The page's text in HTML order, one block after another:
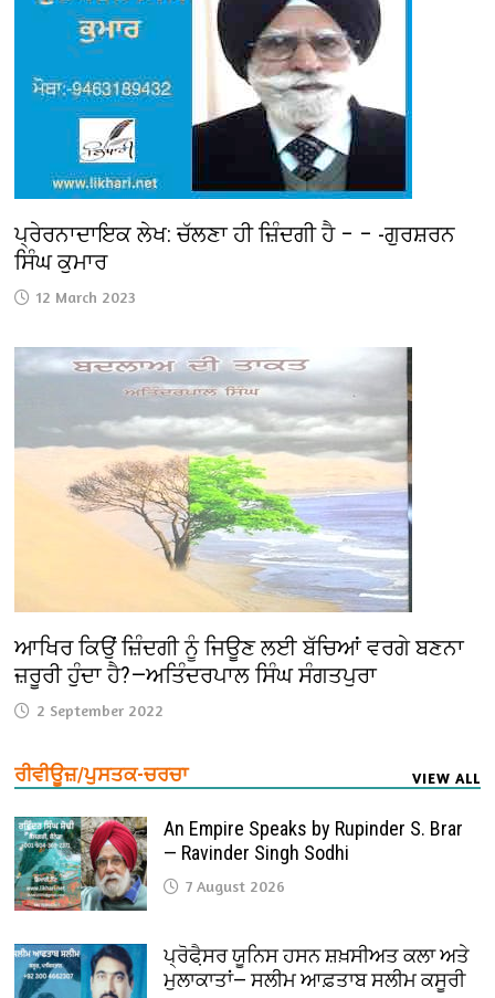
ਪ੍ਰੇਰਨਾਦਾਇਕ ਲੇਖ: ਚੱਲਣਾ ਹੀ ਜ਼ਿੰਦਗੀ ਹੈ – – -ਗੁਰਸ਼ਰਨ
ਸਿੰਘ ਕੁਮਾਰ
12 March 2023
ਆਖਿਰ ਕਿਉਂ ਜ਼ਿੰਦਗੀ ਨੂੰ ਜਿਊਣ ਲਈ ਬੱਚਿਆਂ ਵਰਗੇ ਬਣਨਾ
ਜ਼ਰੂਰੀ ਹੁੰਦਾ ਹੈ?—ਅਤਿੰਦਰਪਾਲ ਸਿੰਘ ਸੰਗਤਪੁਰਾ
2 September 2022
ਰੀਵੀਊਜ਼/ਪੁਸਤਕ-ਚਰਚਾ VIEW ALL
An Empire Speaks by Rupinder S. Brar
— Ravinder Singh Sodhi
7 August 2026
ਪ੍ਰੋਫੈ਼ਸਰ ਯੂਨਿਸ ਹਸਨ ਸ਼ਖ਼ਸੀਅਤ ਕਲਾ ਅਤੇ
ਮੁਲਾਕਾਤਾਂ— ਸਲੀਮ ਆਫ਼ਤਾਬ ਸਲੀਮ ਕਸੂਰੀ